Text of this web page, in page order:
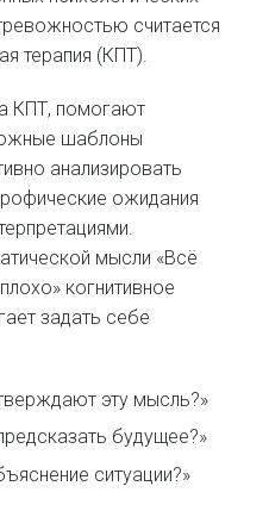
считается
терапия (КПТ).
КПТ, помогают
шаблоны
анализировать
ожидания
мысли «Всё
когнитивное
задать себе
эту мысль?»
будущее?»
ситуации?»